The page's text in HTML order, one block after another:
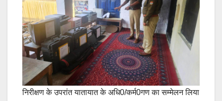
निरीक्षण के उपरांत यातायात के अधि0/कर्म0गण का सम्मेलन लिया